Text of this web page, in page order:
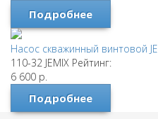
Подробнее
Насос скважинный винтовой
110-32 JEMIX Рейтинг:
6 600 р.
Подробнее